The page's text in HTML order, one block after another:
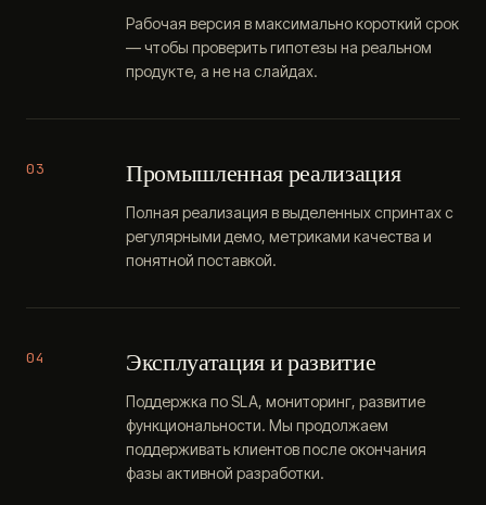
Рабочая версия в максимально короткий срок
— чтобы проверить гипотезы на реальном
продукте, а не на слайдах.
03 Промышленная реализация
Полная реализация в выделенных спринтах с
регулярными демо, метриками качества и
понятной поставкой.
04 Эксплуатация и развитие
Поддержка по SLA, мониторинг, развитие
функциональности. Мы продолжаем
поддерживать клиентов после окончания
фазы активной разработки.